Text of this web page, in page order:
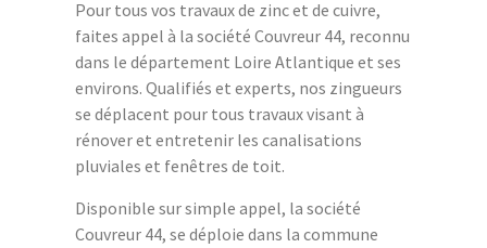
Pour tous vos travaux de zinc et de cuivre,
faites appel à la société Couvreur 44, reconnu
dans le département Loire Atlantique et ses
environs. Qualifiés et experts, nos zingueurs
se déplacent pour tous travaux visant à
rénover et entretenir les canalisations
pluviales et fenêtres de toit.
Disponible sur simple appel, la société
Couvreur 44, se déploie dans la commune